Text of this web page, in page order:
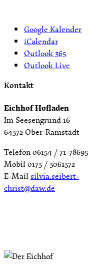
Google Kalender
iCalendar
Outlook 365
Outlook Live
Kontakt
Eichhof Hofladen
Im Seesengrund 16
64372 Ober-Ramstadt
Telefon 06154 / 71-78695
Mobil 0173 / 3061372
E-Mailsilvia.seibert-
christ@daw.de